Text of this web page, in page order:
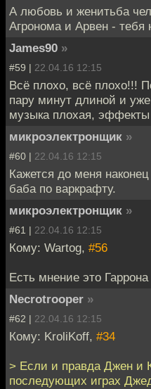
А любовь и женитьба
Агронома и Арвен - тебя
James90 »
#59 | 22.04.16 12:15
Всё плохо, всё плохо!!!
пару минут длиной и
музыка плохая,
микроэлектронщик »
#60 | 22.04.16 12:15
Кажется до меня
баба по варкрафту.
микроэлектронщик »
#61 | 22.04.16 12:15
Кому: Wartog, #56
Есть мнение это
Necrotrooper »
#62 | 22.04.16 12:15
Кому: KroliKoff, #34
> Если и правда Джен и
последующих играх